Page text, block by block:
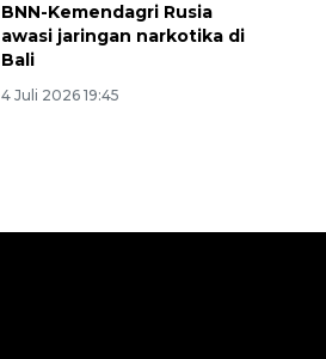
BNN-Kemendagri Rusia
awasi jaringan narkotika di
Bali
4 Juli 2026 19:45